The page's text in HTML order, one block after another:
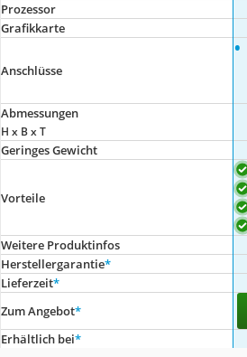
Prozessor
Grafikkarte
Anschlüsse
•
Abmessungen
H x B x T
Geringes Gewicht
Vorteile
Weitere Produktinfos
Herstellergarantie*
Lieferzeit*
Zum Angebot*
Erhältlich bei*